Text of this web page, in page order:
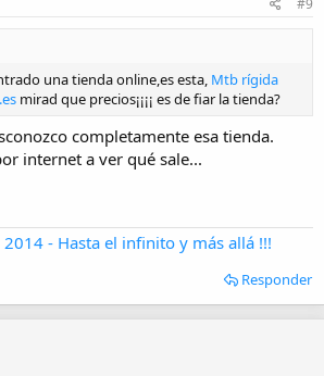
#9
una tienda online,es esta, Mtb rígida
mirad que precios¡¡¡¡ es de fiar la tienda?
completamente esa tienda.
internet a ver qué sale...
- Hasta el infinito y más allá !!!
Responder